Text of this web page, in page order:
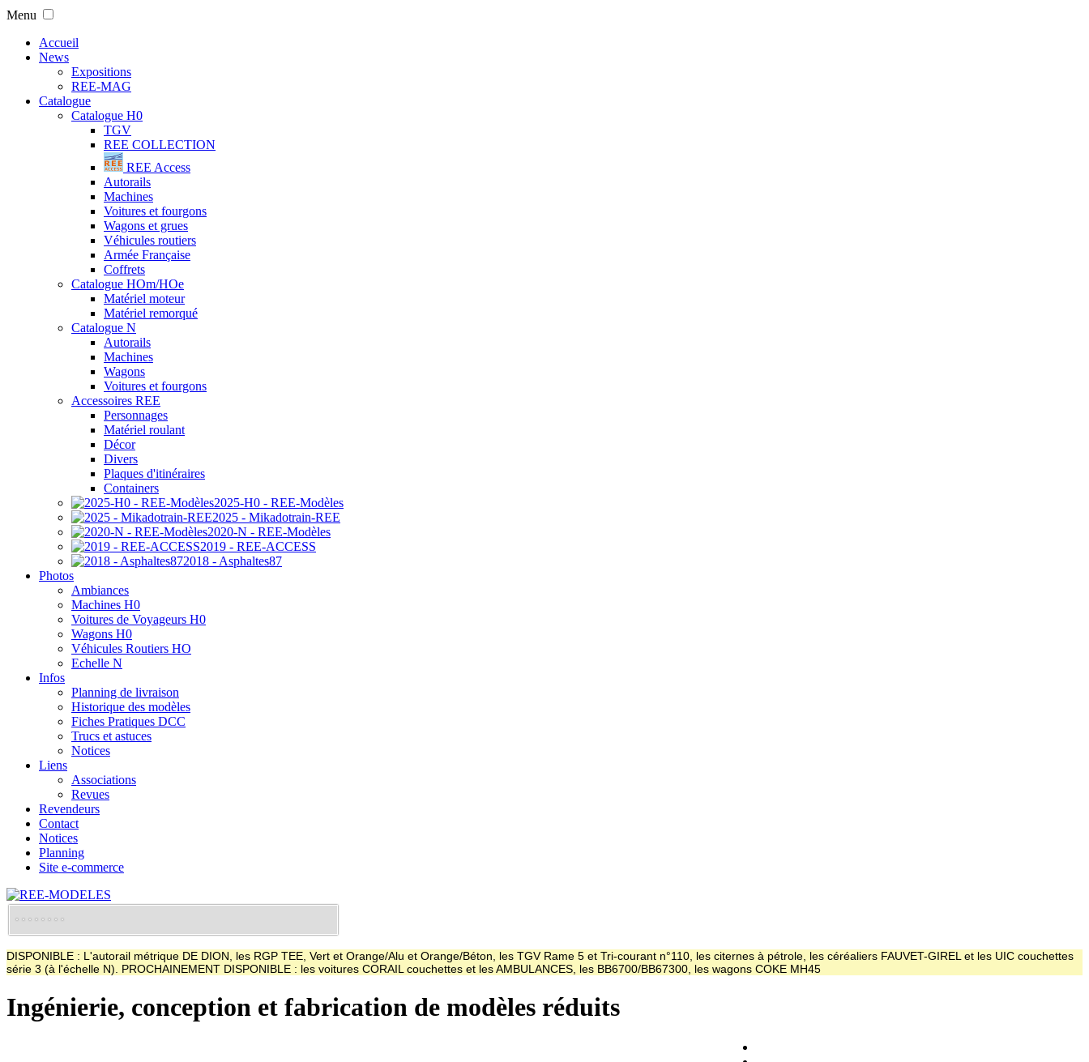
Menu
Accueil
News
Expositions
REE-MAG
Catalogue
Catalogue H0
TGV
REE COLLECTION
REE Access
Autorails
Machines
Voitures et fourgons
Wagons et grues
Véhicules routiers
Armée Française
Coffrets
Catalogue HOm/HOe
Matériel moteur
Matériel remorqué
Catalogue N
Autorails
Machines
Wagons
Voitures et fourgons
Accessoires REE
Personnages
Matériel roulant
Décor
Divers
Plaques d'itinéraires
Containers
2025-H0 - REE-Modèles
2025 - Mikadotrain-REE
2020-N - REE-Modèles
2019 - REE-ACCESS
2018 - Asphaltes87
Photos
Ambiances
Machines H0
Voitures de Voyageurs H0
Wagons H0
Véhicules Routiers HO
Echelle N
Infos
Planning de livraison
Historique des modèles
Fiches Pratiques DCC
Trucs et astuces
Notices
Liens
Associations
Revues
Revendeurs
Contact
Notices
Planning
Site e-commerce
DISPONIBLE : L'autorail métrique DE DION, les RGP TEE, Vert et Orange/Alu et Orange/Béton, les TGV Rame 5 et Tri-courant n°110, les citernes à pétrole, les céréaliers FAUVET-GIREL et les UIC couchettes
série 3 (à l'échelle N). PROCHAINEMENT DISPONIBLE : les voitures CORAIL couchettes et les AMBULANCES, les BB6700/BB67300, les wagons COKE MH45
Ingénierie, conception et fabrication de modèles réduits